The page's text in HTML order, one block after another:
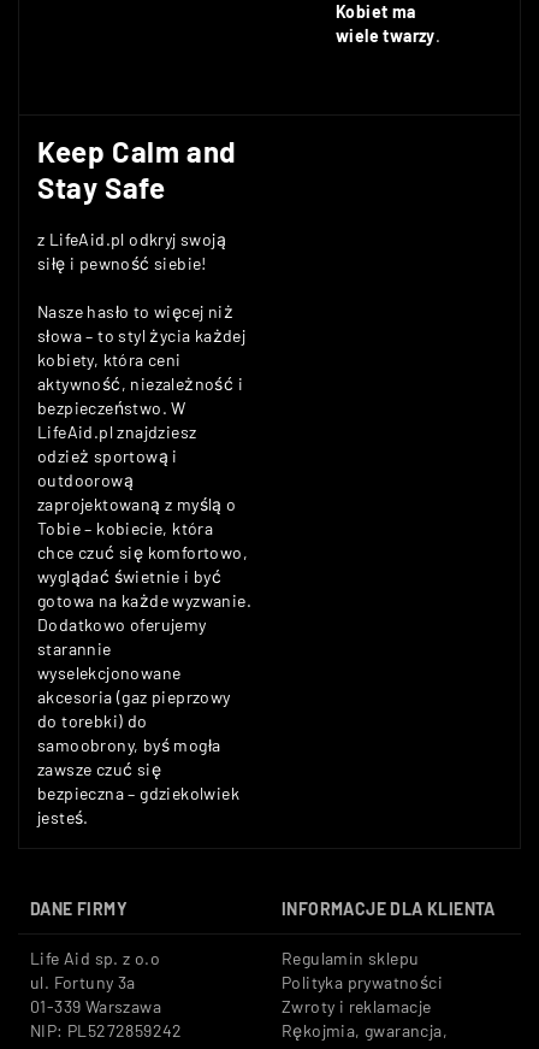
Kobiet ma
wiele twarzy.
Keep Calm and
Stay Safe
z LifeAid.pl odkryj swoją
siłę i pewność siebie!
Nasze hasło to więcej niż
słowa – to styl życia każdej
kobiety, która ceni
aktywność, niezależność i
bezpieczeństwo. W
LifeAid.pl znajdziesz
odzież sportową i
outdoorową
zaprojektowaną z myślą o
Tobie – kobiecie, która
chce czuć się komfortowo,
wyglądać świetnie i być
gotowa na każde wyzwanie.
Dodatkowo oferujemy
starannie
wyselekcjonowane
akcesoria (gaz pieprzowy
do torebki) do
samoobrony, byś mogła
zawsze czuć się
bezpieczna – gdziekolwiek
jesteś.
DANE FIRMY INFORMACJE DLA KLIENTA
Life Aid sp. z o.o
ul. Fortuny 3a
01-339 Warszawa
NIP: PL5272859242
Regulamin sklepu
Polityka prywatności
Zwroty i reklamacje
Rękojmia, gwarancja,